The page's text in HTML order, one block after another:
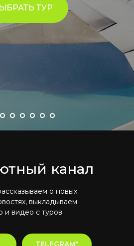
ТУР
канал
о новых
выкладываем
и видео с туров
TELEGRAM*